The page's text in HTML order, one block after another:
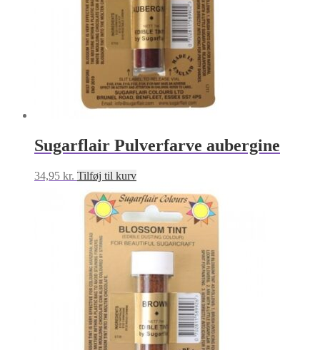
Sugarflair Pulverfarve aubergine
34,95 kr. Tilføj til kurv